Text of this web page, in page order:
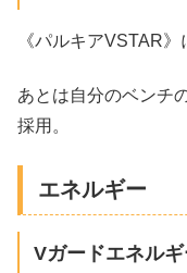
《パルキアVSTAR
あとは自分のベンチ
採用。
エネルギー
Vガードエネル